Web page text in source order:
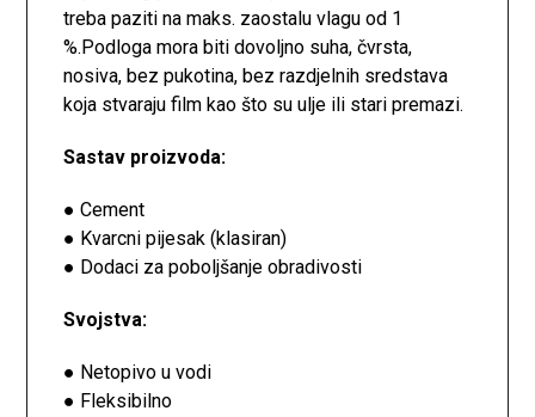
treba paziti na maks. zaostalu vlagu od 1
%.Podloga mora biti dovoljno suha, čvrsta,
nosiva, bez pukotina, bez razdjelnih sredstava
koja stvaraju film kao što su ulje ili stari premazi.
Sastav proizvoda:
● Cement
● Kvarcni pijesak (klasiran)
● Dodaci za poboljšanje obradivosti
Svojstva:
● Netopivo u vodi
● Fleksibilno